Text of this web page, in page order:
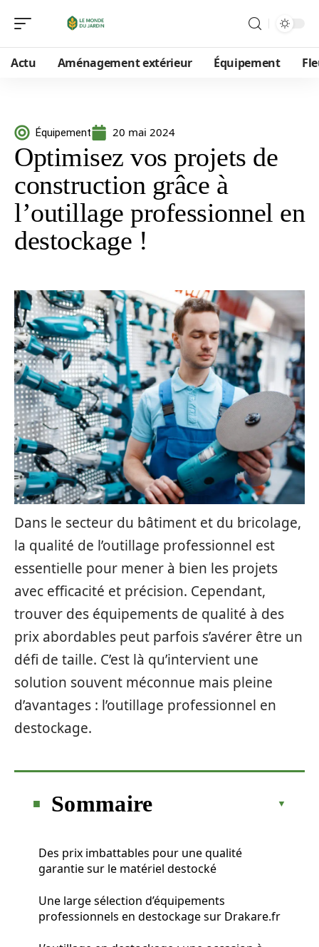
Actu Aménagement extérieur Équipement
Équipement 20 mai 2024
Optimisez vos projets de
construction grâce à
l’outillage professionnel en
destockage !
Dans le secteur du bâtiment et du bricolage,
la qualité de l’outillage professionnel est
essentielle pour mener à bien les projets
avec efficacité et précision. Cependant,
trouver des équipements de qualité à des
prix abordables peut parfois s’avérer être un
défi de taille. C’est là qu’intervient une
solution souvent méconnue mais pleine
d’avantages : l’outillage professionnel en
destockage.
Sommaire
Des prix imbattables pour une qualité
garantie sur le matériel destocké
Une large sélection d’équipements
professionnels en destockage sur Drakare.fr